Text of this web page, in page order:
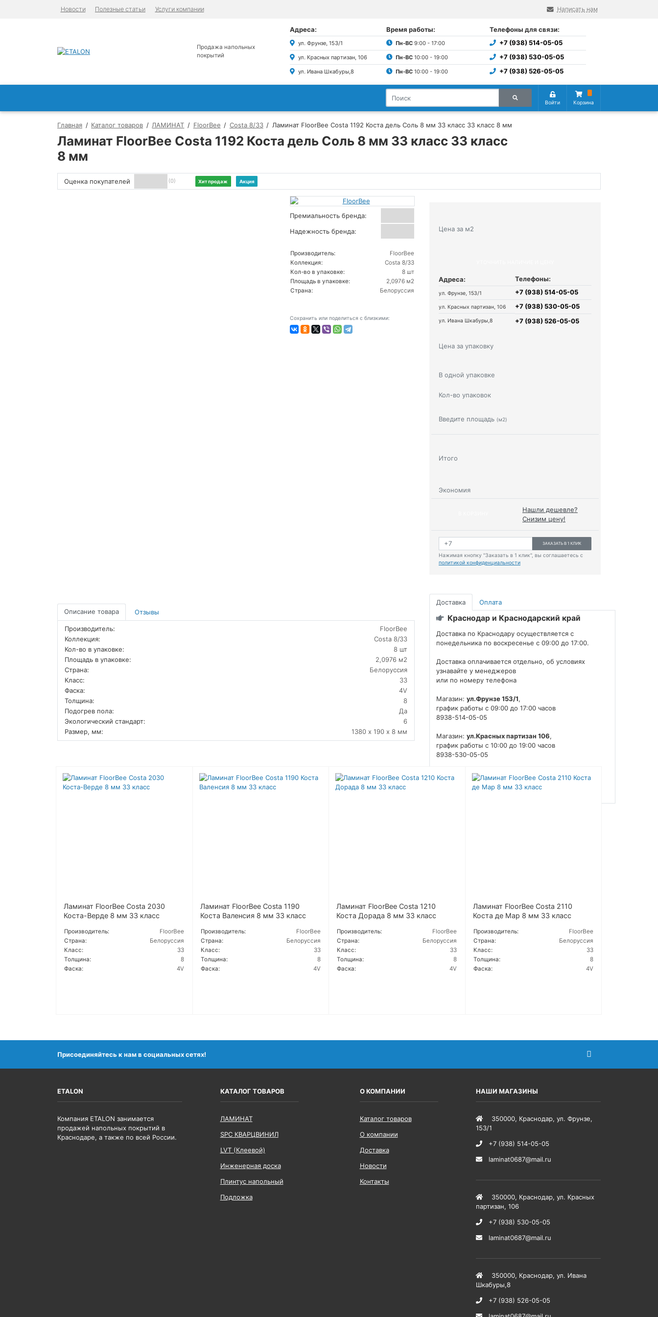
Новости Полезные статьи Услуги компании Написать нам
Продажа напольных
покрытий
Адреса:
ул. Фрунзе, 153/1
ул. Красных партизан, 106
ул. Ивана Шкабуры,8
Время работы:
Пн-ВС 9:00 - 17:00
Пн-ВС 10:00 - 19:00
Пн-ВС 10:00 - 19:00
Телефоны для связи:
+7 (938) 514-05-05
+7 (938) 530-05-05
+7 (938) 526-05-05
Войти Корзина
Главная Каталог товаров ЛАМИНАТ FloorBee Costa 8/33 Ламинат FloorBee Costa 1192 Коста дель Соль 8 мм 33 класс 33 класс 8 мм
Ламинат FloorBee Costa 1192 Коста дель Соль 8 мм 33 класс 33 класс
8 мм
Оценка покупателей (0) Хит продаж Акция
Премиальность бренда:
Надежность бренда:
Производитель:
FloorBee
Коллекция:
Costa 8/33
Кол-во в упаковке:
8 шт
Площадь в упаковке:
2,0976 м2
Страна:
Белоруссия
Сохранить или поделиться с близкими:
Цена за м2
Адреса:
ул. Фрунзе, 153/1
ул. Красных партизан, 106
ул. Ивана Шкабуры,8
Телефоны:
+7 (938) 514-05-05
+7 (938) 530-05-05
+7 (938) 526-05-05
Цена за упаковку
В одной упаковке
Кол-во упаковок
Введите площадь (м2)
Итого
Экономия
Нашли дешевле?
Снизим цену!
ЗАКАЗАТЬ В 1 КЛИК
Нажимая кнопку "Заказать в 1 клик", вы соглашаетесь с
политикой конфиденциальности
Доставка Оплата
Краснодар и Краснодарский край
Доставка по Краснодару осуществляется с
понедельника по воскресенье с 09:00 до 17:00.
Доставка оплачивается отдельно, об условиях
узнавайте у менеджеров
или по номеру телефона
Магазин: ул.Фрунзе 153/1,
график работы с 09:00 до 17:00 часов
8938-514-05-05
Магазин: ул.Красных партизан 106,
график работы с 10:00 до 19:00 часов
8938-530-05-05
ул.Ивана Шкабуры 8,
график работы с 10:00 до 19:00 часов
8938-526-05-05
Описание товара Отзывы
Производитель:
FloorBee
Коллекция:
Costa 8/33
Кол-во в упаковке:
8 шт
Площадь в упаковке:
2,0976 м2
Страна:
Белоруссия
Класс:
33
Фаска:
4V
Толщина:
8
Подогрев пола:
Да
Экологический стандарт:
6
Размер, мм:
1380 х 190 х 8 мм
Ламинат FloorBee Costa 2030
Коста-Верде 8 мм 33 класс
Производитель:
FloorBee
Страна:
Белоруссия
Класс:
33
Толщина:
8
Фаска:
4V
Ламинат FloorBee Costa 1190
Коста Валенсия 8 мм 33 класс
Производитель:
FloorBee
Страна:
Белоруссия
Класс:
33
Толщина:
8
Фаска:
4V
Ламинат FloorBee Costa 1210
Коста Дорада 8 мм 33 класс
Производитель:
FloorBee
Страна:
Белоруссия
Класс:
33
Толщина:
8
Фаска:
4V
Ламинат FloorBee Costa 2110
Коста де Мар 8 мм 33 класс
Производитель:
FloorBee
Страна:
Белоруссия
Класс:
33
Толщина:
8
Фаска:
4V
Присоединяйтесь к нам в социальных сетях!
ETALON
Компания ETALON занимается
продажей напольных покрытий в
Краснодаре, а также по всей России.
КАТАЛОГ ТОВАРОВ
ЛАМИНАТ
SPC КВАРЦВИНИЛ
LVT (Клеевой)
Инженерная доска
Плинтус напольный
Подложка
О КОМПАНИИ
Каталог товаров
О компании
Доставка
Новости
Контакты
НАШИ МАГАЗИНЫ
350000, Краснодар, ул. Фрунзе,
153/1
+7 (938) 514-05-05
laminat0687@mail.ru
350000, Краснодар, ул. Красных
партизан, 106
+7 (938) 530-05-05
laminat0687@mail.ru
350000, Краснодар, ул. Ивана
Шкабуры,8
+7 (938) 526-05-05